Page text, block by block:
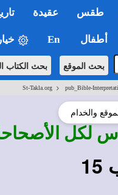
طقس عقيدة
أطفال En
بحث الموقع بحث الكتاب
St-Takla.org> pub_Bible-
والخدام
لكل